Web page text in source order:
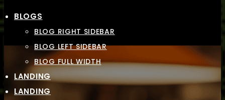
BLOGS
BLOG RIGHT SIDEBAR
BLOG LEFT SIDEBAR
BLOG FULL WIDTH
LANDING
LANDING